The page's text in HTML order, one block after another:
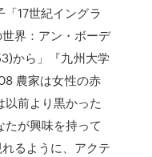
17世紀イングラ
界：アン・ボーデ
から」『九州大学
農家は女性の赤
前より黒かった
が興味を持って
るように、アクテ